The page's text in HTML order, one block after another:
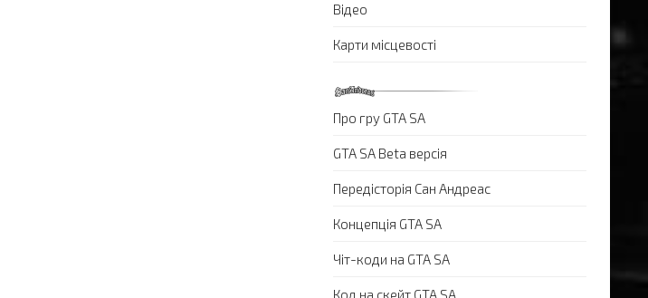
Відео
Карти місцевості
Про гру GTA SA
GTA SA Beta версія
Передісторія Сан Андреас
Концепція GTA SA
Чіт-коди на GTA SA
Код на скейт GTA SA